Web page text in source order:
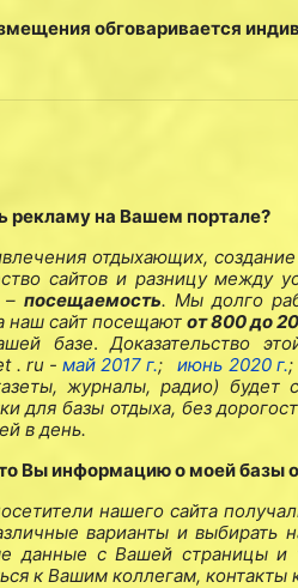
обговаривается
рекламу на Вашем портале?
отдыхающих, создание
сайтов и разницу между
–посещаемость. Мы долго
наш сайт посещаютот 800 до
базе.Доказательство
. ru- май 2017 г.; июнь 2020 г.;
журналы, радио) будет
для базы отдыха, без
в день.
Вы информацию о моей базы
нашего сайта
варианты и выбирать
с Вашей страницы и
к Вашим коллегам, контакты